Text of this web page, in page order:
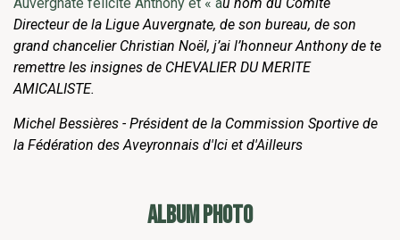
Directeur de la Ligue Auvergnate, de son bureau, de son
grand chancelier Christian Noël, j’ai l’honneur Anthony de te
remettre les insignes de CHEVALIER DU MERITE
AMICALISTE.
Michel Bessières - Président de la Commission Sportive de
la Fédération des Aveyronnais d'Ici et d'Ailleurs
ALBUM PHOTO